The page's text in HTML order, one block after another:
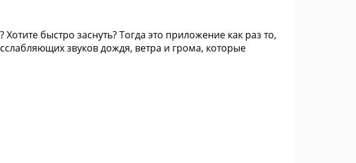
быстро заснуть? Тогда это приложение как раз то,
звуков дождя, ветра и грома, которые